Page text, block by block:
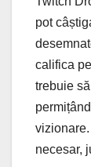
pot
califica
trebuie
necesar,